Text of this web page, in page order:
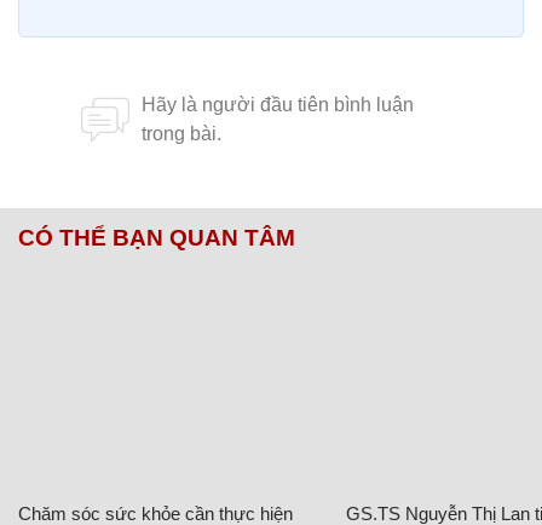
CÓ THỂ BẠN QUAN TÂM
Chăm sóc sức khỏe cần thực hiện
GS.TS Nguyễn Thị Lan